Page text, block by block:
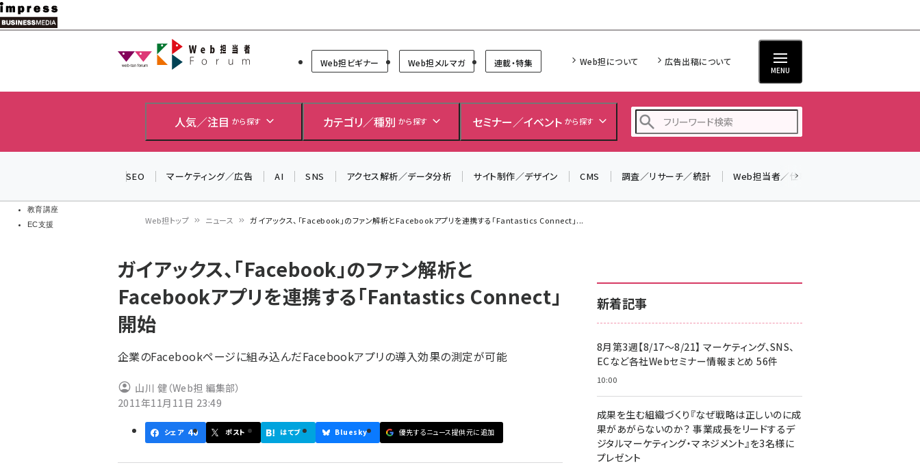
メ
イ
教育講座
EC支援
Web担当者Forum
Web担ビギナー Web担メルマガ 連載・特集 Web担について 広告出稿について
MENU
人気／注目 から探す カテゴリ／種別 から探す セミナー／イベント から探す
z世代 (1632)
meo (1282)
SEO マーケティング／広告 AI SNS アクセス解析／データ分析 サイト制作／デザイン CMS 調査／リサーチ／統計 Web担当者／仕事
ン
く
ず
Web担トップ ニュース ガイアックス、「Facebook」のファン解析とFacebookアプリを連携する「Fantastics Connect」...
ガイアックス、「Facebook」のファン解析と
Facebookアプリを連携する「Fantastics Connect」
開始
企業のFacebookページに組み込んだFacebookアプリの導入効果の測定が可能
山川 健（Web担 編集部）
2011年11月11日 23:49
シェア 40 ポスト はてブ Bluesky 優先するニュース提供元に追加
新着記事
8月第3週【8/17～8/21】 マーケティング、SNS、
ECなど各社Webセミナー情報まとめ 56件
10:00
成果を生む組織づくり『なぜ戦略は正しいのに成
果があがらないのか？ 事業成長をリードするデ
ジタルマーケティング・マネジメント』を3名様に
プレゼント
＼ 8月27日開催、申し込み受付中！ ／
生成AIをマーケティング等に活用するための考え方を学べ
るセミナーイベント「生成AI × マーケティング フォーラム
▼申し込みはこちらから▼